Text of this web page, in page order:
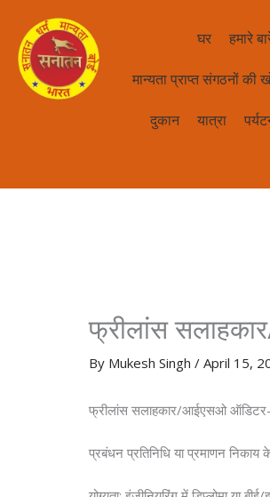
घर हमारे
मान्यता प्राप्त संगठनों की
दुकान यात्रा
फ्रीलांस
By Mukesh Singh/April 15,
फ्रीलांस सलाहकार/आईएसओ
प्रबंधन प्रतिनिधि या प्रमाणन